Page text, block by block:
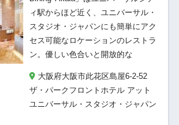
ィ駅からほど近く、ユニバーサル・
スタジオ・ジャパンにも簡単にアク
セス可能なロケーションのレストラ
ン。優しい色合いと開放的な
大阪府大阪市此花区島屋6-2-52
ザ・パークフロントホテル アット
ユニバーサル・スタジオ・ジャパン